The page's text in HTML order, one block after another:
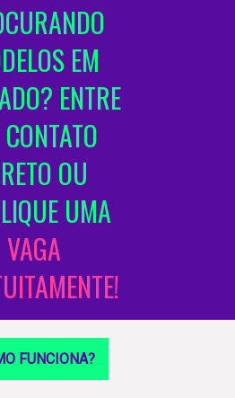
EM
ENTRE
OU
UMA
VAGA
FUNCIONA?